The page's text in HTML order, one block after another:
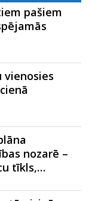
pašiem
vienosies
nozarē –
tīkls,…